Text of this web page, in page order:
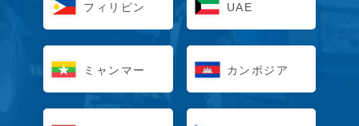
フィリピン UAE
ミャンマー カンボジア